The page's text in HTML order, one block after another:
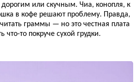
или скучным. Чиа, конопля, к
в кофе решают проблему. Правда,
граммы — но это честная плата
что-то покруче сухой грудки.